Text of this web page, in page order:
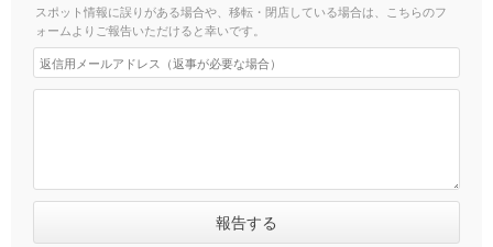
スポット情報に誤りがある場合や、移転・閉店している場合は、こちらのフ
ォームよりご報告いただけると幸いです。